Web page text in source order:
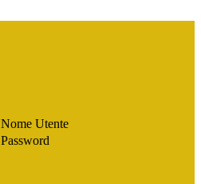
Nome Utente
Password